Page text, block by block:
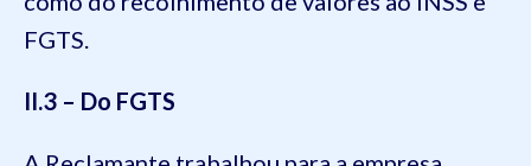
FGTS.
II.3 – Do FGTS